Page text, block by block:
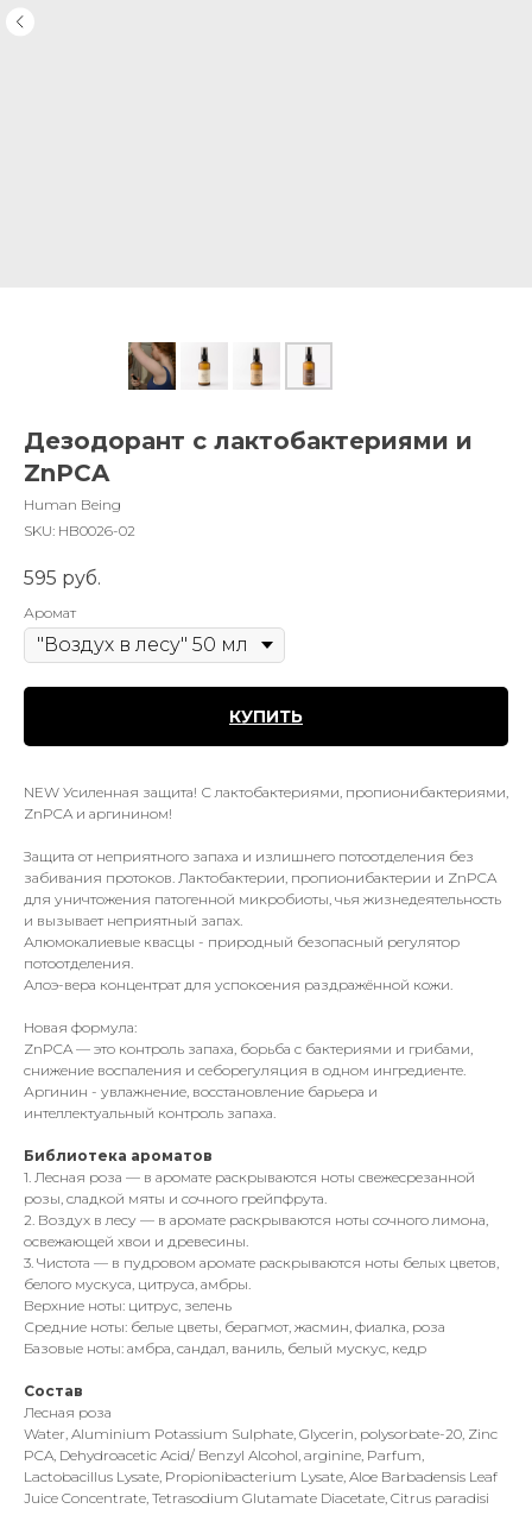
Дезодорант с лактобактериями и
ZnPCA
Human Being
SKU: HB0026-02
595 руб.
Аромат
КУПИТЬ
NEW Усиленная защита! С лактобактериями, пропионибактериями,
ZnPCA и аргинином!
Защита от неприятного запаха и излишнего потоотделения без
забивания протоков. Лактобактерии, пропионибактерии и ZnPCA
для уничтожения патогенной микробиоты, чья жизнедеятельность
и вызывает неприятный запах.
Алюмокалиевые квасцы - природный безопасный регулятор
потоотделения.
Алоэ-вера концентрат для успокоения раздражённой кожи.
Новая формула:
ZnPCA — это контроль запаха, борьба с бактериями и грибами,
снижение воспаления и себорегуляция в одном ингредиенте.
Аргинин - увлажнение, восстановление барьера и
интеллектуальный контроль запаха.
Библиотека ароматов
1. Лесная роза — в аромате раскрываются ноты свежесрезанной
розы, сладкой мяты и сочного грейпфрута.
2. Воздух в лесу — в аромате раскрываются ноты сочного лимона,
освежающей хвои и древесины.
3. Чистота — в пудровом аромате раскрываются ноты белых цветов,
белого мускуса, цитруса, амбры.
Верхние ноты: цитрус, зелень
Средние ноты: белые цветы, берагмот, жасмин, фиалка, роза
Базовые ноты: амбра, сандал, ваниль, белый мускус, кедр
Состав
Лесная роза
Water, Aluminium Potassium Sulphate, Glycerin, polysorbate-20, Zinc
PCA, Dehydroacetic Acid/ Benzyl Alcohol, arginine, Parfum,
Lactobacillus Lysate, Propionibacterium Lysate, Aloe Barbadensis Leaf
Juice Concentrate, Tetrasodium Glutamate Diacetate, Citrus paradisi